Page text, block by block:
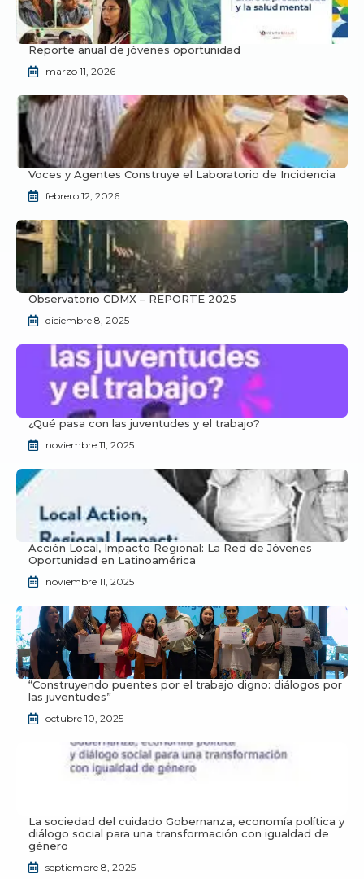
Reporte anual de jóvenes oportunidad
marzo 11, 2026
Voces y Agentes Construye el Laboratorio de Incidencia
febrero 12, 2026
Observatorio CDMX – REPORTE 2025
diciembre 8, 2025
¿Qué pasa con las juventudes y el trabajo?
noviembre 11, 2025
Acción Local, Impacto Regional: La Red de Jóvenes
Oportunidad en Latinoamérica
noviembre 11, 2025
“Construyendo puentes por el trabajo digno: diálogos por
las juventudes”
octubre 10, 2025
La sociedad del cuidado Gobernanza, economía política y
diálogo social para una transformación con igualdad de
género
septiembre 8, 2025